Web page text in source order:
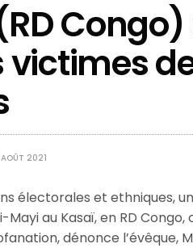
Congo)
2021
électorales et ethniques,
au Kasaï, en RD
dénonce l’évêque,